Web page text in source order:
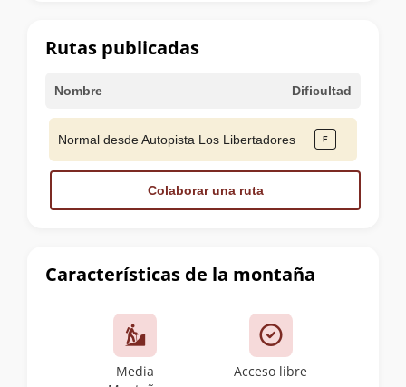
cumbre
Características de la montaña
Media
Acceso libre
Rutas publicadas
Nombre Dificultad
Normal desde Autopista Los Libertadores
Colaborar una ruta